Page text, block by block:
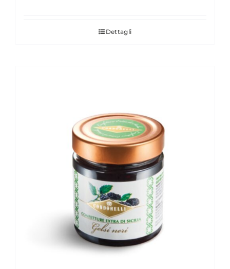
Dettagli